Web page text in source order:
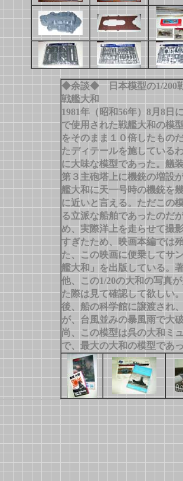
◆余談◆ 日本模型の1/200戦
戦艦大和
1981年（昭和56年）8月8日
で使用された戦艦大和の模
をそのまま１０倍したもの
たディテールを施している
に大味な模型であった。艤
第３主砲塔上に機銃の増設
艦大和に天一号時の機銃を
に近いと言える。ただこの
る立派な船舶であったのだ
め、実際洋上を走らせて撮
すぎたため、映画本編では
た、この映画に便乗してサ
艦大和」を出版している。
他、この1/20の大和の写真
た際は見て確認して欲しい
後、船の科学館に譲渡され
が、台風並みの暴風雨で大
尚、この模型は呉の大和ミ
で、最大の大和の模型であ